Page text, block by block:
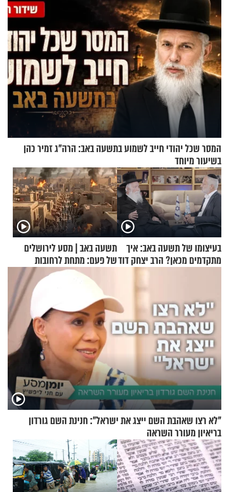
המסר שכל יהודי חייב לשמוע בתשעה באב: הרה"ג זמיר כהן
בשיעור מיוחד
בעיצומו של תשעה באב: איך
מתקדמים מכאן? הרב יצחק דוד
גרוסמן בשיחה מיוחדת
תשעה באב | מסע לירושלים
של פעם: מתחת לרחובות
"לא רצו שאהבת השם ייצג את ישראל": חנינת השם גורדון
בריאיון מעורר השראה